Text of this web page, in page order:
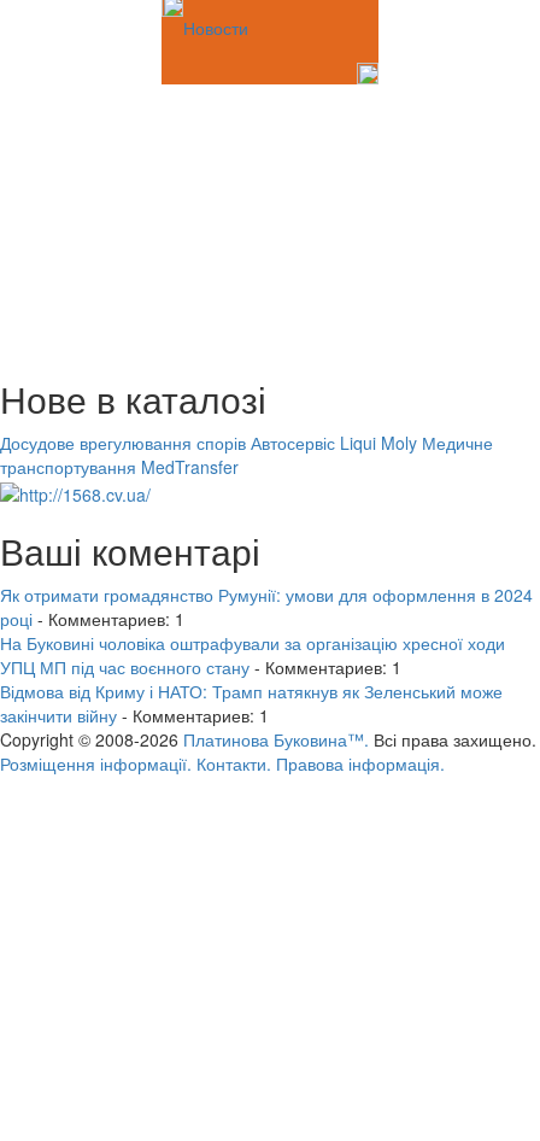
Новости
Нове в каталозі
Досудове врегулювання спорів Автосервіс Liqui Moly Медичне
транспортування MedTransfer
Ваші коментарі
Як отримати громадянство Румунії: умови для оформлення в 2024
році - Комментариев: 1
На Буковині чоловіка оштрафували за організацію хресної ходи
УПЦ МП під час воєнного стану - Комментариев: 1
Відмова від Криму і НАТО: Трамп натякнув як Зеленський може
закінчити війну - Комментариев: 1
Copyright © 2008-2026 Платинова Буковина™. Всі права захищено.
Розміщення інформації. Контакти. Правова інформація.